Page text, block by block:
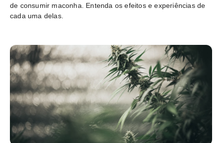
de consumir maconha. Entenda os efeitos e experiências de
cada uma delas.